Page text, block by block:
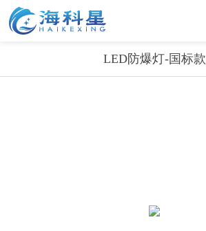
LED防爆灯-国标款